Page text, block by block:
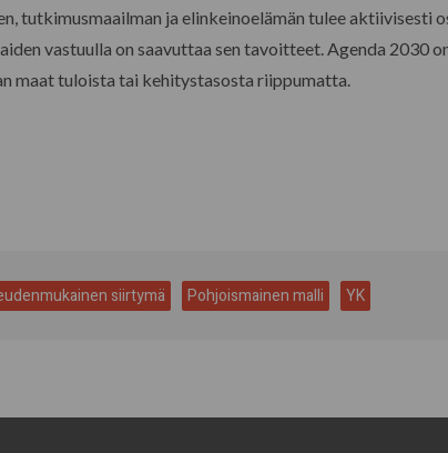
tutkimusmaailman ja elinkeinoelämän tulee aktiivisesti
vastuulla on saavuttaa sen tavoitteet. Agenda 2030
maat tuloista tai kehitystasosta riippumatta.
siirtymä Pohjoismainen malli YK